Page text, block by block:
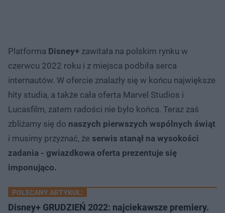
Platforma Disney+ zawitała na polskim rynku w
czerwcu 2022 roku i z miejsca podbiła serca
internautów. W ofercie znalazły się w końcu największe
hity studia, a także cała oferta Marvel Studios i
Lucasfilm, zatem radości nie było końca. Teraz zaś
zbliżamy się do naszych pierwszych wspólnych świąt
i musimy przyznać, że serwis stanął na wysokości
zadania - gwiazdkowa oferta prezentuje się
imponująco.
POLECANY ARTYKUŁ:
Disney+ GRUDZIEŃ 2022: najciekawsze premiery.